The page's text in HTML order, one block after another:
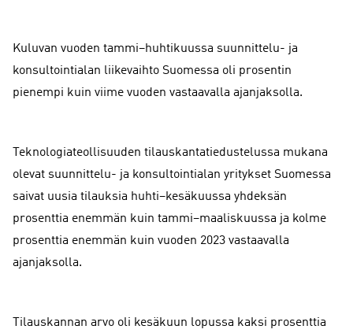
Kuluvan vuoden tammi–huhtikuussa suunnittelu- ja
konsultointialan liikevaihto Suomessa oli prosentin
pienempi kuin viime vuoden vastaavalla ajanjaksolla.
Teknologiateollisuuden tilauskantatiedustelussa mukana
olevat suunnittelu- ja konsultointialan yritykset Suomessa
saivat uusia tilauksia huhti–kesäkuussa yhdeksän
prosenttia enemmän kuin tammi–maaliskuussa ja kolme
prosenttia enemmän kuin vuoden 2023 vastaavalla
ajanjaksolla.
Tilauskannan arvo oli kesäkuun lopussa kaksi prosenttia